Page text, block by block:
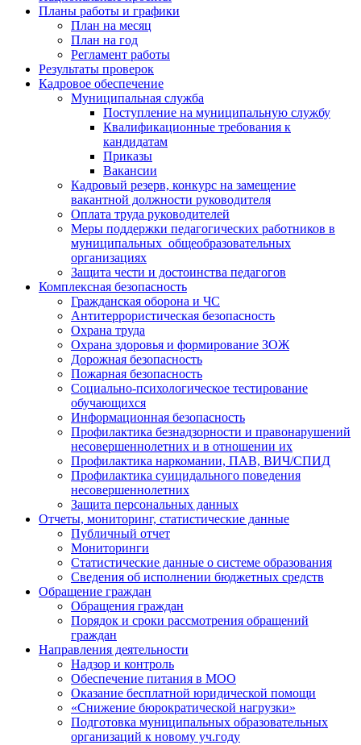
Планы работы и графики
План на месяц
План на год
Регламент работы
Результаты проверок
Кадровое обеспечение
Муниципальная служба
Поступление на муниципальную службу
Квалификационные требования к
кандидатам
Приказы
Вакансии
Кадровый резерв, конкурс на замещение
вакантной должности руководителя
Оплата труда руководителей
Меры поддержки педагогических работников в
муниципальных общеобразовательных
организациях
Защита чести и достоинства педагогов
Комплексная безопасность
Гражданская оборона и ЧС
Антитеррористическая безопасность
Охрана труда
Охрана здоровья и формирование ЗОЖ
Дорожная безопасность
Пожарная безопасность
Социально-психологическое тестирование
обучающихся
Информационная безопасность
Профилактика безнадзорности и правонарушений
несовершеннолетних и в отношении их
Профилактика наркомании, ПАВ, ВИЧ/СПИД
Профилактика суицидального поведения
несовершеннолетних
Защита персональных данных
Отчеты, мониторинг, статистические данные
Публичный отчет
Мониторинги
Статистические данные о системе образования
Сведения об исполнении бюджетных средств
Обращение граждан
Обращения граждан
Порядок и сроки рассмотрения обращений
граждан
Направления деятельности
Надзор и контроль
Обеспечение питания в МОО
Оказание бесплатной юридической помощи
«Снижение бюрократической нагрузки»
Подготовка муниципальных образовательных
организаций к новому уч.году